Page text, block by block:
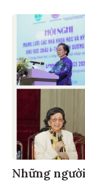
Những